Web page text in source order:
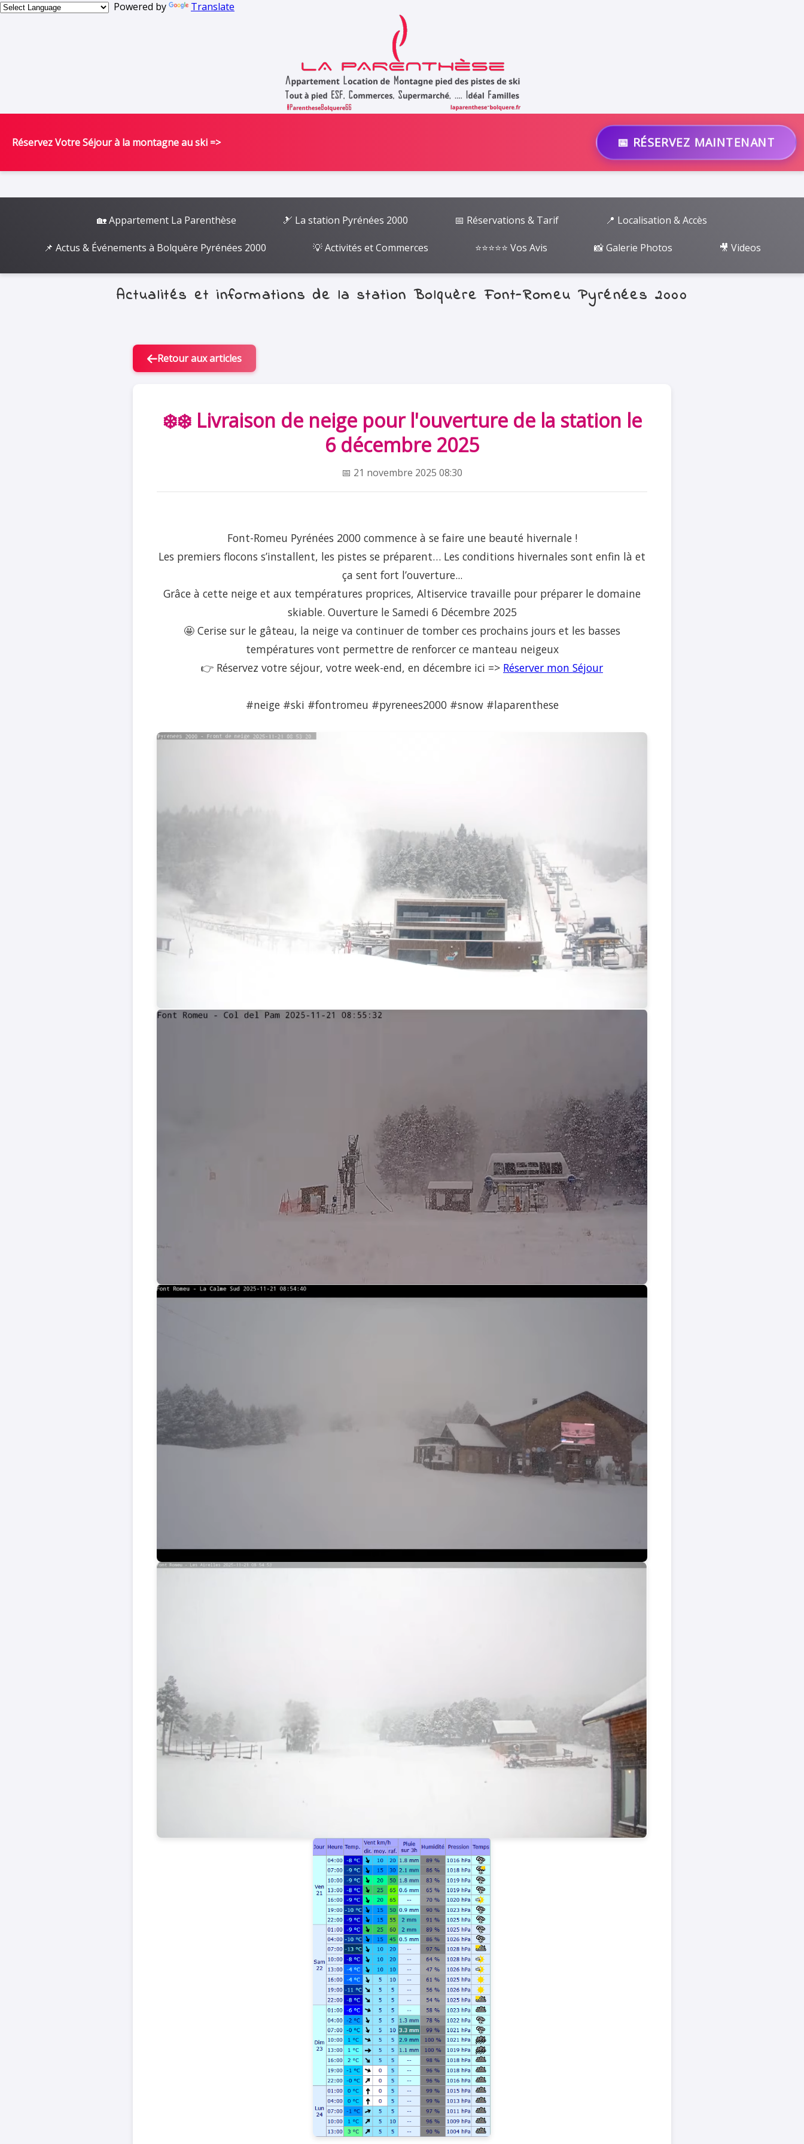
Powered by Translate
Réservez Votre Séjour à la montagne au ski => 📅 RÉSERVEZ MAINTENANT
🏡 Appartement La Parenthèse 🎿 La station Pyrénées 2000 📅 Réservations & Tarif 📍 Localisation & Accès
📌 Actus & Événements à Bolquère Pyrénées 2000 💡 Activités et Commerces ⭐⭐⭐⭐⭐ Vos Avis 📸 Galerie Photos 🎥 Videos
Actualités et informations de la station Bolquère Font-Romeu Pyrénées 2000
Retour aux articles
❄️❄️ Livraison de neige pour l'ouverture de la station le
6 décembre 2025
📅 21 novembre 2025 08:30
Font-Romeu Pyrénées 2000 commence à se faire une beauté hivernale !
Les premiers flocons s’installent, les pistes se préparent… Les conditions hivernales sont enfin là et
ça sent fort l’ouverture...
Grâce à cette neige et aux températures proprices, Altiservice travaille pour préparer le domaine
skiable. Ouverture le Samedi 6 Décembre 2025
🤩 Cerise sur le gâteau, la neige va continuer de tomber ces prochains jours et les basses
températures vont permettre de renforcer ce manteau neigeux
👉 Réservez votre séjour, votre week-end, en décembre ici => Réserver mon Séjour
#neige #ski #fontromeu #pyrenees2000 #snow #laparenthese